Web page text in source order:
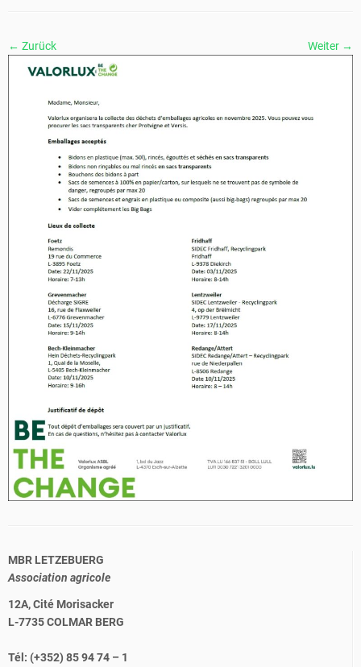
← Zurück Weiter →
MBR LETZEBUERG
Association agricole
12A, Cité Morisacker
L-7735 COLMAR BERG
Tél: (+352) 85 94 74 – 1